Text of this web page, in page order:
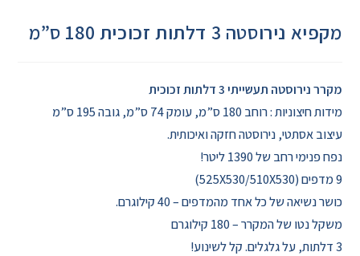
מקפיא נירוסטה 3 דלתות זכוכית 180 ס”מ
מקרר נירוסטה תעשייתי 3 דלתות זכוכית
מידות חיצוניות : רוחב 180 ס”מ, עומק 74 ס”מ, גובה 195 ס”מ
עיצוב אסתטי, נירוסטה חזקה ואיכותית.
נפח פנימי רחב של 1390 ליטר!
9 מדפים (525X530/510X530)
כושר נשיאה של כל אחד מהמדפים – 40 קילוגרם.
משקל נטו של המקרר – 180 קילוגרם
3 דלתות, על גלגלים. קל לשינוע!